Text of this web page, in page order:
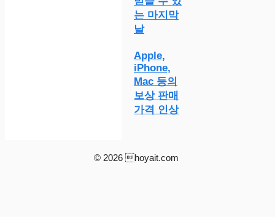
는 마지막
날
Apple,
iPhone,
Mac 등의
보상 판매
가격 인상
© 2026 hoyait.com